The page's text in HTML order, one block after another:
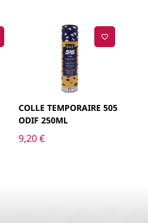
COLLE TEMPORAIRE 505
ODIF 250ML
9,20€